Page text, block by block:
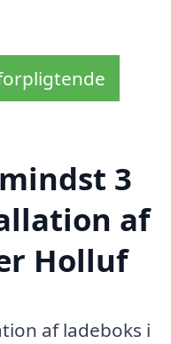
3
af
Holluf
af ladeboks i